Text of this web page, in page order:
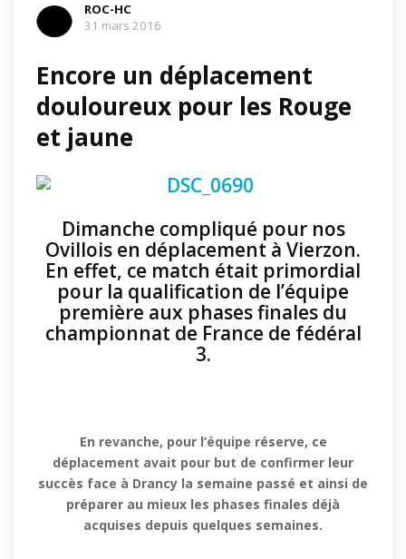
ROC-HC
31 mars 2016
Encore un déplacement
douloureux pour les Rouge
et jaune
Dimanche compliqué pour nos
Ovillois en déplacement à Vierzon.
En effet, ce match était primordial
pour la qualification de l’équipe
première aux phases finales du
championnat de France de fédéral
3.
En revanche, pour l’équipe réserve, ce
déplacement avait pour but de confirmer leur
succès face à Drancy la semaine passé et ainsi de
préparer au mieux les phases finales déjà
acquises depuis quelques semaines.